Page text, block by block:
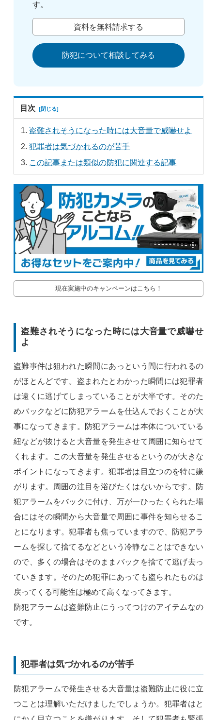
す。
資料を無料請求する
防犯について相談してみる
目次
盗難されそうになった時には大音量で威嚇せよ
犯罪者は気づかれるのが苦手
この記事または類似の防犯に関連する記事
現在実施中のキャンペーンはこちら！
盗難されそうになった時には大音量で威嚇せ
よ
盗難事件は狙われた瞬間にあっという間に行われるの
がほとんどです。盗まれたとわかった瞬間には犯罪者
は遠くに逃げてしまっていることが大半です。そのた
めバックなどに防犯アラームを仕込んでおくことが大
事になってきます。防犯アラームは本体についている
紐などが抜けると大音量を発生させて周囲に知らせて
くれます。この大音量を発生させるというのが大きな
ポイントになってきます。犯罪者は目立つのを特に嫌
がります。周囲の注目を浴びたくはないからです。防
犯アラームをバックに付け、万が一ひったくられた場
合にはその瞬間から大音量で周囲に事件を知らせるこ
とになります。犯罪者も焦っていますので、防犯アラ
ームを探して捨てるなどという冷静なことはできない
ので、多くの場合はそのままバックを捨てて逃げ去っ
ていきます。そのため犯罪にあっても盗られたものは
戻ってくる可能性は極めて高くなってきます。
防犯アラームは盗難防止にうってつけのアイテムなの
です。
犯罪者は気づかれるのが苦手
防犯アラームで発生させる大音量は盗難防止に役に立
つことは理解いただけましたでしょうか。犯罪者はと